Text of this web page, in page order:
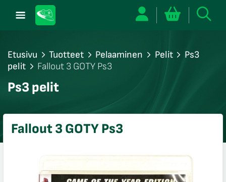
Etusivu Tuotteet Pelaaminen Pelit
Ps3
pelit
Fallout 3 GOTY Ps3
Ps3 pelit
Fallout 3 GOTY Ps3
sulje
sulje